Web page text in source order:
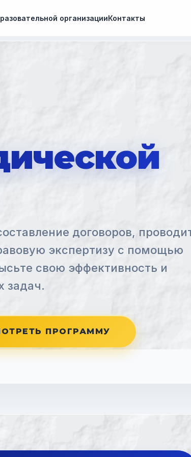
организацииКонтакты
договоров,
экспертизу с помощью
свою эффективность и
задач.
ПРОГРАММУ